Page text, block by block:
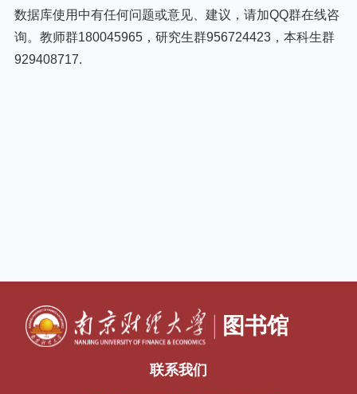
数据库使用中有任何问题或意见、建议，请加QQ群在线咨
询。教师群180045965，研究生群956724423，本科生群
929408717.
联系我们